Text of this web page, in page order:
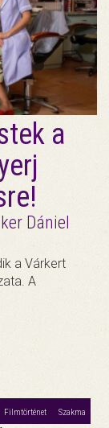
a
Dániel
a Várkert
A
Filmtörténet Szakma